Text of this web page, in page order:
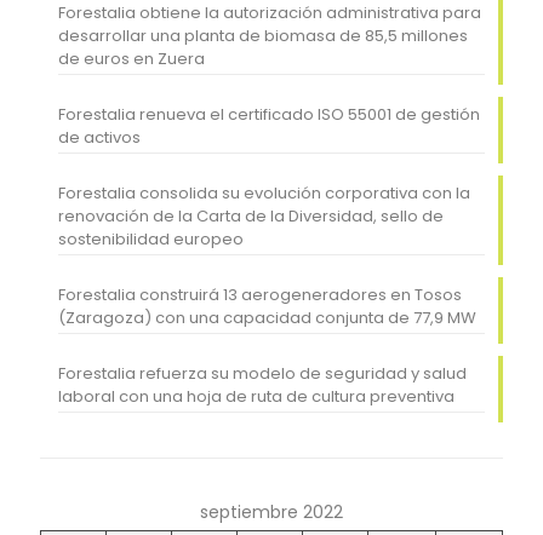
Forestalia obtiene la autorización administrativa para
desarrollar una planta de biomasa de 85,5 millones
de euros en Zuera
Forestalia renueva el certificado ISO 55001 de gestión
de activos
Forestalia consolida su evolución corporativa con la
renovación de la Carta de la Diversidad, sello de
sostenibilidad europeo
Forestalia construirá 13 aerogeneradores en Tosos
(Zaragoza) con una capacidad conjunta de 77,9 MW
Forestalia refuerza su modelo de seguridad y salud
laboral con una hoja de ruta de cultura preventiva
septiembre 2022